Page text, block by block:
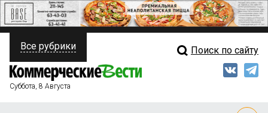
ПОЛИТИКА
ФИНАНСЫ
Свежий выпуск
Все рубрики Поиск по сайту
Суббота, 8 Августа